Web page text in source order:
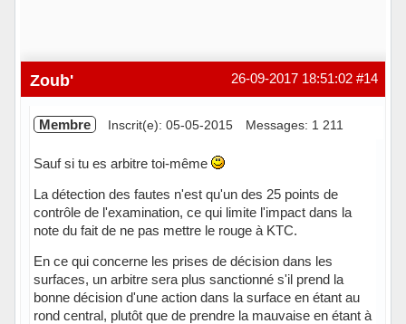
#14
26-09-2017 18:51:02
Zoub'
Membre Inscrit(e): 05-05-2015 Messages: 1 211
Sauf si tu es arbitre toi-même
La détection des fautes n'est qu'un des 25 points de
contrôle de l'examination, ce qui limite l'impact dans la
note du fait de ne pas mettre le rouge à KTC.
En ce qui concerne les prises de décision dans les
surfaces, un arbitre sera plus sanctionné s'il prend la
bonne décision d'une action dans la surface en étant au
rond central, plutôt que de prendre la mauvaise en étant à